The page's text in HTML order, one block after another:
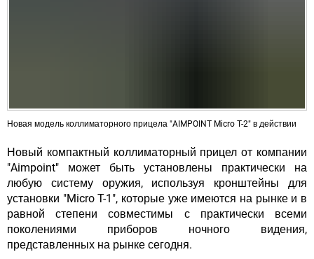
Новая модель коллиматорного прицела "AIMPOINT Micro T-2" в действии
Новый компактный коллиматорный прицел от компании
"Aimpoint" может быть установлены практически на
любую систему оружия, используя кронштейны для
установки "Micro T-1", которые уже имеются на рынке и в
равной степени совместимы с практически всеми
поколениями приборов ночного видения,
представленных на рынке сегодня.